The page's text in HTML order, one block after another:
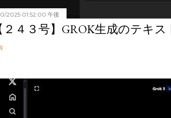
2025 01:52:00 午後
２４３号】GROK生成のテキ